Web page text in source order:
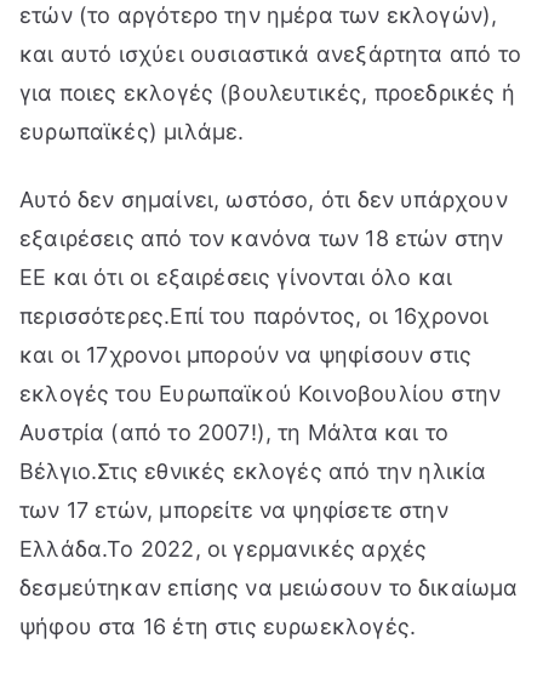
ετών (το αργότερο την ημέρα των εκλογών),
και αυτό ισχύει ουσιαστικά ανεξάρτητα από το
για ποιες εκλογές (βουλευτικές, προεδρικές ή
ευρωπαϊκές) μιλάμε.
Αυτό δεν σημαίνει, ωστόσο, ότι δεν υπάρχουν
εξαιρέσεις από τον κανόνα των 18 ετών στην
ΕΕ και ότι οι εξαιρέσεις γίνονται όλο και
περισσότερες.Επί του παρόντος, οι 16χρονοι
και οι 17χρονοι μπορούν να ψηφίσουν στις
εκλογές του Ευρωπαϊκού Κοινοβουλίου στην
Αυστρία (από το 2007!), τη Μάλτα και το
Βέλγιο.Στις εθνικές εκλογές από την ηλικία
των 17 ετών, μπορείτε να ψηφίσετε στην
Ελλάδα.Το 2022, οι γερμανικές αρχές
δεσμεύτηκαν επίσης να μειώσουν το δικαίωμα
ψήφου στα 16 έτη στις ευρωεκλογές.